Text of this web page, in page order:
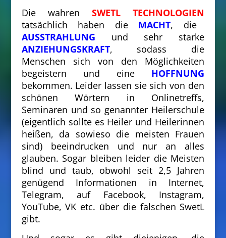
Die wahrenSWETL TECHNOLOGIEN
tatsächlich haben die MACHT, die
AUSSTRAHLUNG und sehr starke
ANZIEHUNGSKRAFT, sodass die
Menschen sich von den Möglichkeiten
begeistern und eine HOFFNUNG
bekommen. Leider lassen sie sich von den
schönen Wörtern in Onlinetreffs,
Seminaren und so genannter Heilerschule
(eigentlich sollte es Heiler und Heilerinnen
heißen, da sowieso die meisten Frauen
sind) beeindrucken und nur an alles
glauben. Sogar bleiben leider die Meisten
blind und taub, obwohl seit 2,5 Jahren
genügend Informationen in Internet,
Telegram, auf Facebook, Instagram,
YouTube, VK etc. über die falschen SwetL
gibt.